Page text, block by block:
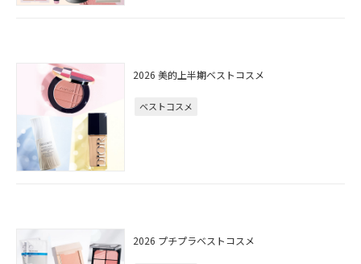
2026 美的上半期ベストコスメ
ベストコスメ
2026 プチプラベストコスメ